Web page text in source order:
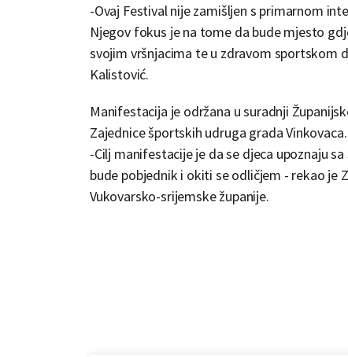
-Ovaj Festival nije zamišljen s primarnom
Njegov fokus je na tome da bude mjesto
svojim vršnjacima te u zdravom sportskom
Kalistović.
Manifestacija je održana u suradnji
Zajednice športskih udruga grada Vinkovaca.
-Cilj manifestacije je da se djeca upoznaju
bude pobjednik i okiti se odličjem - rekao je
Vukovarsko-srijemske županije.